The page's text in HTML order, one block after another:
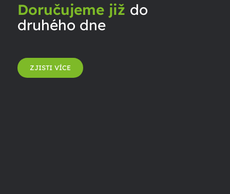
Doručujeme již do
druhého dne
ZJISTI VÍCE